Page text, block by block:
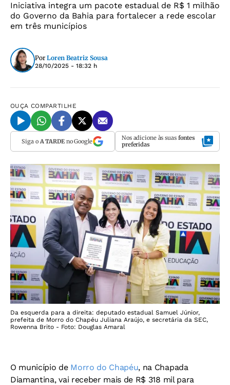
Iniciativa integra um pacote estadual de R$ 1 milhão
do Governo da Bahia para fortalecer a rede escolar
em três municípios
Por Loren Beatriz Sousa
28/10/2025 - 18:32 h
OUÇA COMPARTILHE
Siga o A TARDEno Google Nos adicione às suas fontes
preferidas
Da esquerda para a direita: deputado estadual Samuel Júnior,
prefeita de Morro do Chapéu Juliana Araújo, e secretária da SEC,
Rowenna Brito - Foto: Douglas Amaral
O município de Morro do Chapéu, na Chapada
Diamantina, vai receber mais de R$ 318 mil para